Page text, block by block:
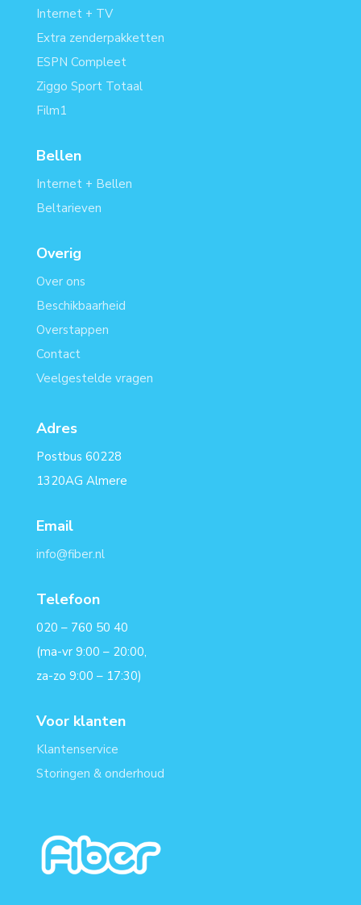
Internet + TV
Extra zenderpakketten
ESPN Compleet
Ziggo Sport Totaal
Film1
Bellen
Internet + Bellen
Beltarieven
Overig
Over ons
Beschikbaarheid
Overstappen
Contact
Veelgestelde vragen
Adres
Postbus 60228
1320AG Almere
Email
info@fiber.nl
Telefoon
020 – 760 50 40
(ma-vr 9:00 – 20:00,
za-zo 9:00 – 17:30)
Voor klanten
Klantenservice
Storingen & onderhoud